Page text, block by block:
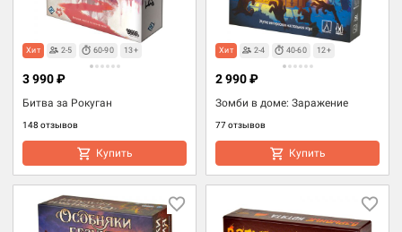
Хит 2-5 60-90 13+
Битва за Рокуган
148 отзывов
3 990 ₽
Купить
Хит 2-4 40-60 12+
Зомби в доме: Заражение
77 отзывов
2 990 ₽
Купить